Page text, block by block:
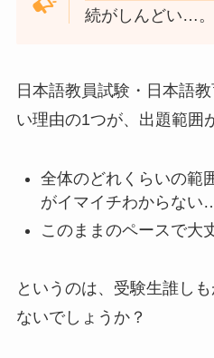
続がしんどい…。
日本語教員試験・日本語
い理由の1つが、出題範囲
全体のどれくらいの範
がイマイチわからない
このままのペースで大
というのは、受験生誰し
ないでしょうか？